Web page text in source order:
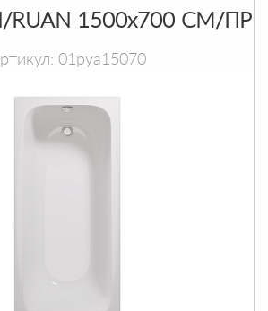
RUAN 1500х700 СМ/ПР
01руа15070